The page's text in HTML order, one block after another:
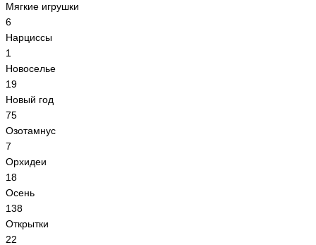
Мягкие игрушки
6
Нарциссы
1
Новоселье
19
Новый год
75
Озотамнус
7
Орхидеи
18
Осень
138
Открытки
22